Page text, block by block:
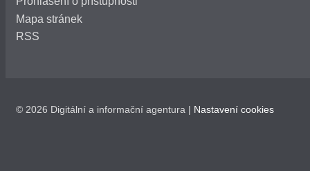
Mapa stránek
RSS
© 2026 Digitální a informační agentura | Nastavení cookies